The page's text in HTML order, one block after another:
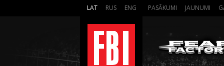
LAT RUS ENG PASĀKUMI JAUNUMI